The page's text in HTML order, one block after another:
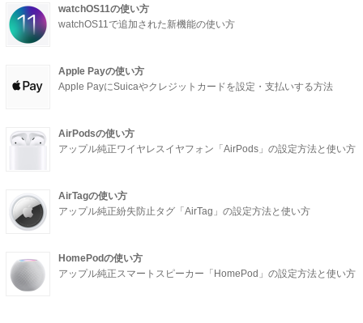
watchOS11の使い方
watchOS11で追加された新機能の使い方
Apple Payの使い方
Apple PayにSuicaやクレジットカードを設定・支払いする方法
AirPodsの使い方
アップル純正ワイヤレスイヤフォン「AirPods」の設定方法と使い方
AirTagの使い方
アップル純正紛失防止タグ「AirTag」の設定方法と使い方
HomePodの使い方
アップル純正スマートスピーカー「HomePod」の設定方法と使い方